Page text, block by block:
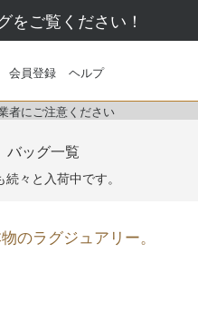
をご覧ください！
会員登録 ヘルプ
者にご注意ください
バッグ一覧
続々と入荷中です。
のラグジュアリー。